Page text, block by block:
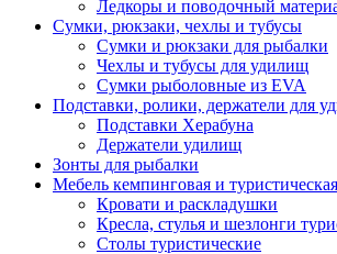
Ледкоры и поводочный
Сумки, рюкзаки, чехлы и тубусы
Сумки и рюкзаки для рыбалки
Чехлы и тубусы для удилищ
Сумки рыболовные из EVA
Подставки, ролики, держатели для
Подставки Херабуна
Держатели удилищ
Зонты для рыбалки
Мебель кемпинговая и туристическая
Кровати и раскладушки
Кресла, стулья и шезлонги
Столы туристические